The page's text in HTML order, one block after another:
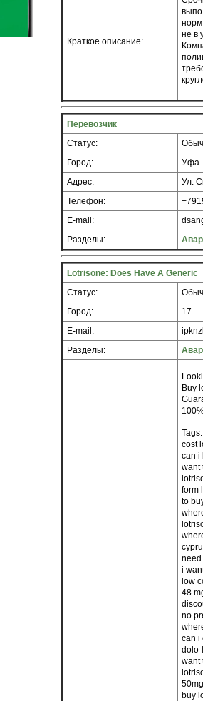
Краткое описание:
норм
не в
Перевозчик
Статус:
Город:
Уфа
Адрес:
Ул.
Телефон:
E-mail:
Разделы:
Lotrisone: Does Have A Generic
Статус:
Город:
17
E-mail:
Разделы:
Buy
Tags:
cost
can i
want
form
to
need
i
low
48
no
can i
dolo-
want
buy